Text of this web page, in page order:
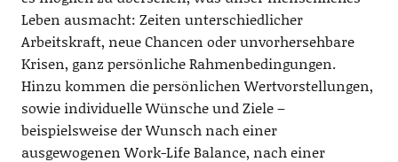
Leben ausmacht: Zeiten unterschiedlicher
Arbeitskraft, neue Chancen oder unvorhersehbare
Krisen, ganz persönliche Rahmenbedingungen.
Hinzu kommen die persönlichen Wertvorstellungen,
sowie individuelle Wünsche und Ziele –
beispielsweise der Wunsch nach einer
ausgewogenen Work-Life Balance, nach einer